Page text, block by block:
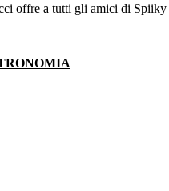
offre a tutti gli amici di Spiiky